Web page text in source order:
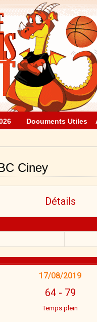
Documents Utiles
Ciney
Détails
17/08/2019
64- 79
Temps plein